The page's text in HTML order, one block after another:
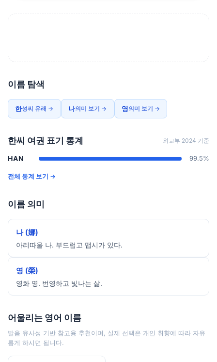
이름 탐색
한성씨 유래 → 나의미 보기 → 영의미 보기 →
한씨 여권 표기 통계 외교부 2024 기준
HAN 99.5%
전체 통계 보기 →
이름 의미
나 (娜)
아리따울 나. 부드럽고 맵시가 있다.
영 (榮)
영화 영. 번영하고 빛나는 삶.
어울리는 영어 이름
발음 유사성 기반 참고용 추천이며, 실제 선택은 개인 취향에 따라 자유
롭게 하시면 됩니다.